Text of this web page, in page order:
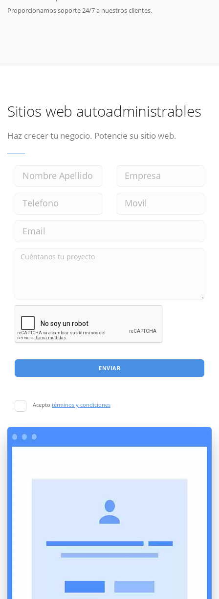
Proporcionamos soporte 24/7 a nuestros clientes.
Sitios web autoadministrables
Haz crecer tu negocio. Potencie su sitio web.
ENVIAR
Acepto términos y condiciones